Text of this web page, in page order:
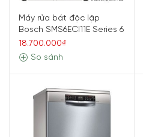
Máy rửa bát độc lập
Bosch SMS6ECI11E Series 6
18.700.000₫
So sánh